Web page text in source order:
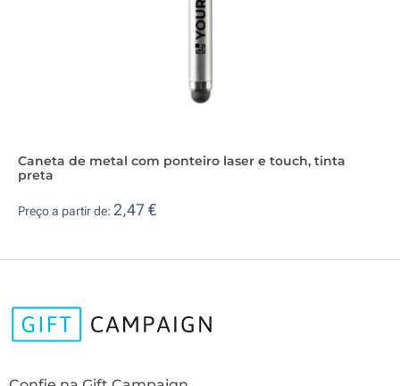
Caneta de metal com ponteiro laser e touch, tinta
preta
Preço a partir de: 2,47 €